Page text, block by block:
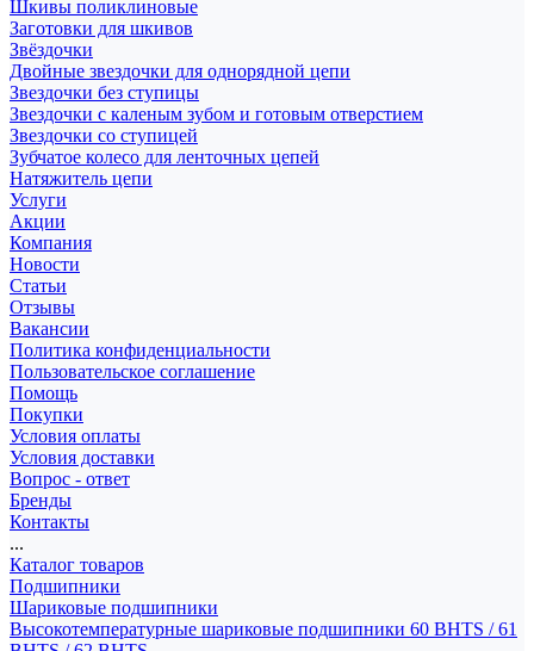
Шкивы поликлиновые
Заготовки для шкивов
Звёздочки
Двойные звездочки для однорядной цепи
Звездочки без ступицы
Звездочки с каленым зубом и готовым отверстием
Звездочки со ступицей
Зубчатое колесо для ленточных цепей
Натяжитель цепи
Услуги
Акции
Компания
Новости
Статьи
Отзывы
Вакансии
Политика конфиденциальности
Пользовательское соглашение
Помощь
Покупки
Условия оплаты
Условия доставки
Вопрос - ответ
Бренды
Контакты
...
Каталог товаров
Подшипники
Шариковые подшипники
Высокотемпературные шариковые подшипники 60 BHTS / 61